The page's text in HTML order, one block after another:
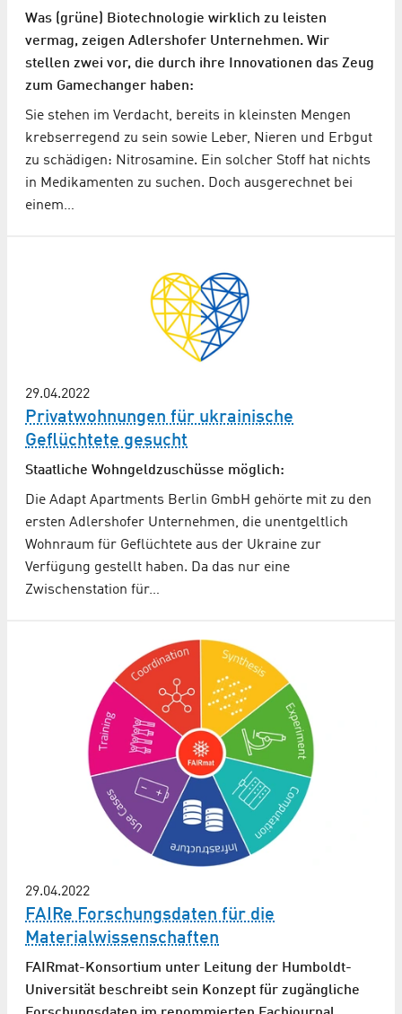
Was (grüne) Biotechnologie wirklich zu leisten
vermag, zeigen Adlershofer Unternehmen. Wir
stellen zwei vor, die durch ihre Innovationen das Zeug
zum Gamechanger haben:
Sie stehen im Verdacht, bereits in kleinsten Mengen
krebserregend zu sein sowie Leber, Nieren und Erbgut
zu schädigen: Nitrosamine. Ein solcher Stoff hat nichts
in Medikamenten zu suchen. Doch ausgerechnet bei
einem…
29.04.2022
Privatwohnungen für ukrainische
Geflüchtete gesucht
Staatliche Wohngeldzuschüsse möglich:
Die Adapt Apartments Berlin GmbH gehörte mit zu den
ersten Adlershofer Unternehmen, die unentgeltlich
Wohnraum für Geflüchtete aus der Ukraine zur
Verfügung gestellt haben. Da das nur eine
Zwischenstation für…
29.04.2022
FAIRe Forschungsdaten für die
Materialwissenschaften
FAIRmat-Konsortium unter Leitung der Humboldt-
Universität beschreibt sein Konzept für zugängliche